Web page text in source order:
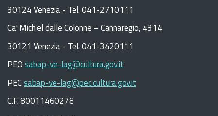
30124 Venezia - Tel. 041-2710111
Ca' Michiel dalle Colonne – Cannaregio, 4314
30121 Venezia - Tel. 041-3420111
PEOsabap-ve-lag@cultura.gov.it
PECsabap-ve-lag@pec.cultura.gov.it
C.F. 80011460278